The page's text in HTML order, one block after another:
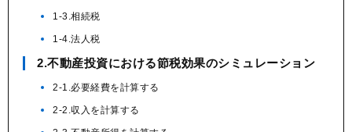
1-3.相続税
1-4.法人税
2.不動産投資における節税効果のシミュレーション
2-1.必要経費を計算する
2-2.収入を計算する